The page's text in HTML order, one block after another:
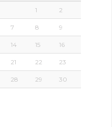
1 2
7 8 9
14 15 16
21 22 23
28 29 30